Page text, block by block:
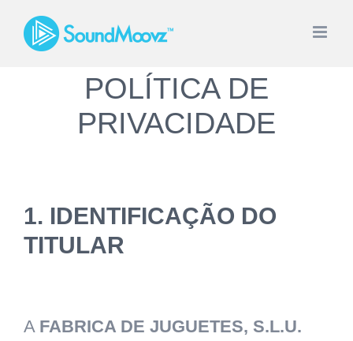
Skip
POLÍTICA DE
PRIVACIDADE
1. IDENTIFICAÇÃO DO
TITULAR
A FABRICA DE JUGUETES, S.L.U.